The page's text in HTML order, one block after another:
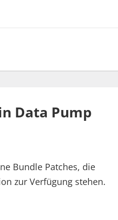
Data Pump
Bundle Patches, die
zur Verfügung stehen.